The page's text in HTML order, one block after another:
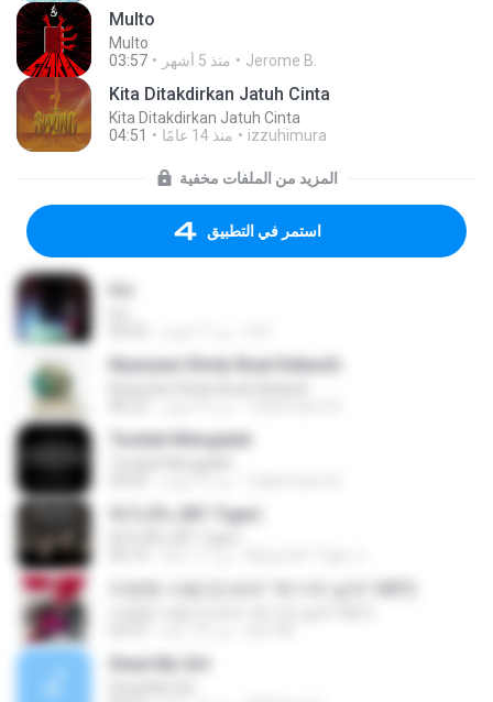
Multo
Multo
03:57
منذ 5 أشهر Jerome B.
Kita Ditakdirkan Jatuh Cinta
Kita Ditakdirkan Jatuh Cinta
04:51
منذ 14 عامًا izzuhimura
المزيد من الملفات مخفية
استمر في التطبيق
Nyanyian Rindu Buat Kekasih
Tunduk Mengalah
ฟังไม่ขึ้น (BY Tiger)
Steal My Girl